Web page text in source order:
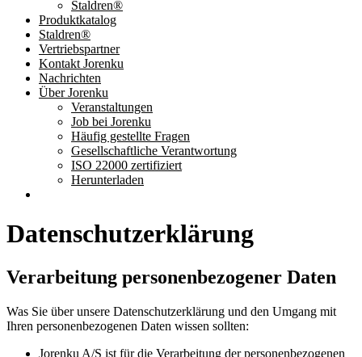
Staldren®
Produktkatalog
Staldren®
Vertriebspartner
Kontakt Jorenku
Nachrichten
Über Jorenku
Veranstaltungen
Job bei Jorenku
Häufig gestellte Fragen
Gesellschaftliche Verantwortung
ISO 22000 zertifiziert
Herunterladen
Datenschutzerklärung
Verarbeitung personenbezogener Daten
Was Sie über unsere Datenschutzerklärung und den Umgang mit
Ihren personenbezogenen Daten wissen sollten:
Jorenku A/S ist für die Verarbeitung der personenbezogenen